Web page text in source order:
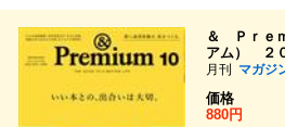
＆ Ｐｒｅ
アム） ２
月刊 マガジ
価格
880円